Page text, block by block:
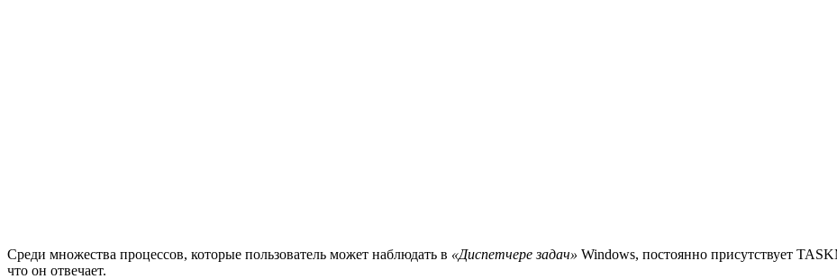
Среди множества процессов, которые пользователь может наблюдать в «Диспетчере задач» Windows, постоянно присутствует
что он отвечает.